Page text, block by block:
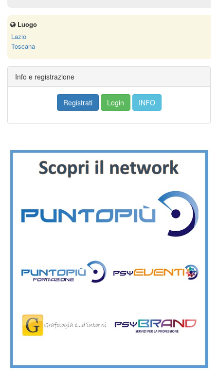
Luogo
Lazio
Toscana
Info e registrazione
Registrati Login INFO